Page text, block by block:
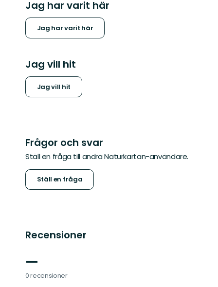
Jag har varit här
Jag har varit här
Jag vill hit
Jag vill hit
Frågor och svar
Ställ en fråga till andra Naturkartan-användare.
Ställ en fråga
Recensioner
—
0 recensioner